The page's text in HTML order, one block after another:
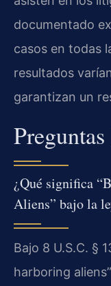
documentado
casos en todas
resultados
garantizan un
¿Qué significa
Aliens” bajo la
Bajo 8 U.S.C. §
harboring